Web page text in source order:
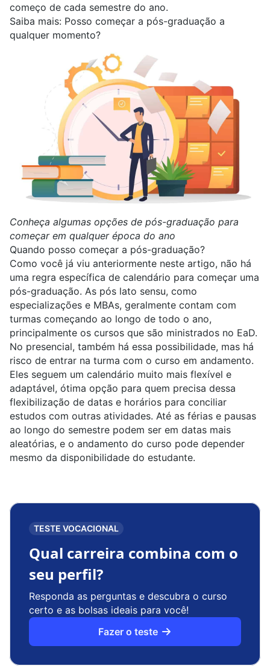
começo de cada semestre do ano.
Saiba mais: Posso começar a pós-graduação a
qualquer momento?
Conheça algumas opções de pós-graduação para
começar em qualquer época do ano
Quando posso começar a pós-graduação?
Como você já viu anteriormente neste artigo, não há
uma regra específica de calendário para começar uma
pós-graduação. As pós lato sensu, como
especializações e MBAs, geralmente contam com
turmas começando ao longo de todo o ano,
principalmente os cursos que são ministrados no EaD.
No presencial, também há essa possibilidade, mas há
risco de entrar na turma com o curso em andamento.
Eles seguem um calendário muito mais flexível e
adaptável, ótima opção para quem precisa dessa
flexibilização de datas e horários para conciliar
estudos com outras atividades. Até as férias e pausas
ao longo do semestre podem ser em datas mais
aleatórias, e o andamento do curso pode depender
mesmo da disponibilidade do estudante.
TESTE VOCACIONAL
Qual carreira combina com o
seu perfil?
Responda as perguntas e descubra o curso
certo e as bolsas ideais para você!
Fazer o teste